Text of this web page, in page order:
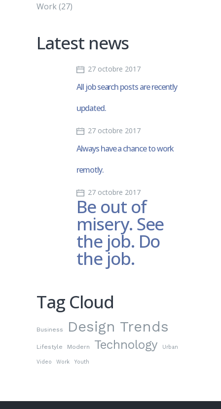
Work(27)
Latest news
27 octobre 2017
All job search posts are recently
updated.
27 octobre 2017
Always have a chance to work
remotly.
27 octobre 2017
Be out of
misery. See
the job. Do
the job.
Tag Cloud
Business Design Trends
Lifestyle Modern Technology Urban
Video Work Youth